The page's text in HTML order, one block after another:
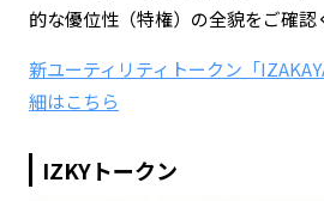
的な優位性（特権）の全貌をご確認
新ユーティリティトークン「
細はこちら
IZKYトークン